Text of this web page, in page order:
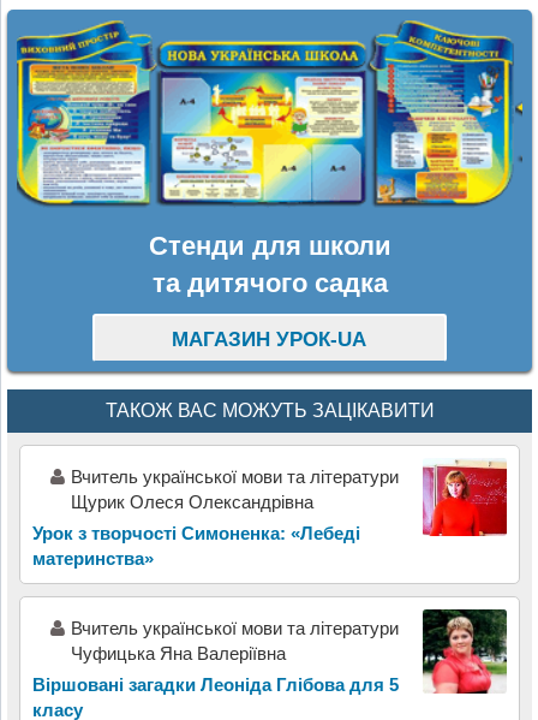
Стенди для школи
та дитячого садка
МАГАЗИН УРОК-UA
ТАКОЖ ВАС МОЖУТЬ ЗАЦІКАВИТИ
Вчитель української мови та літератури
Щурик Олеся Олександрівна
Урок з творчості Симоненка: «Лебеді
материнства»
Вчитель української мови та літератури
Чуфицька Яна Валеріївна
Віршовані загадки Леоніда Глібова для 5
класу